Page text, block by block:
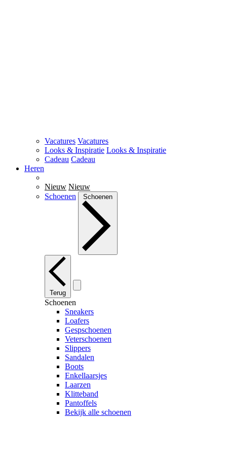
Vacatures Vacatures
Looks & Inspiratie Looks & Inspiratie
Cadeau Cadeau
Heren
Nieuw Nieuw
Schoenen
Schoenen
Terug
Schoenen
Sneakers
Loafers
Gespschoenen
Veterschoenen
Slippers
Sandalen
Boots
Enkellaarsjes
Laarzen
Klitteband
Pantoffels
Bekijk alle schoenen